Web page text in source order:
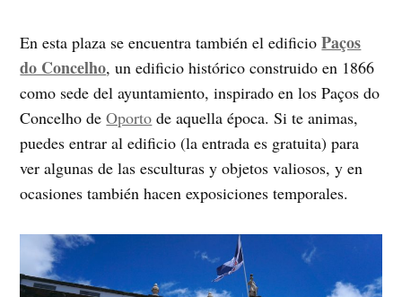
En esta plaza se encuentra también el edificioPaços
do Concelho, un edificio histórico construido en 1866
como sede del ayuntamiento, inspirado en los Paços do
Concelho deOporto de aquella época. Si te animas,
puedes entrar al edificio (la entrada es gratuita) para
ver algunas de las esculturas y objetos valiosos, y en
ocasiones también hacen exposiciones temporales.